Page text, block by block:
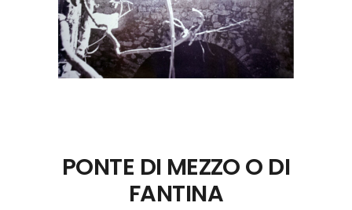
PONTE DI MEZZO O DI
FANTINA